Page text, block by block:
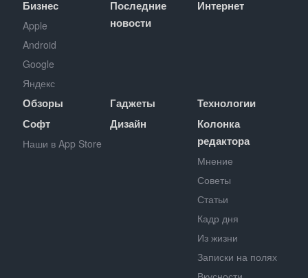
Бизнес
Apple
Android
Google
Яндекс
Последние
новости
Интернет
Обзоры Гаджеты
Технологии
Софт
Наши в App Store
Дизайн
Колонка
редактора
Мнение
Советы
Статьи
Кадр дня
Из жизни
Записки на полях